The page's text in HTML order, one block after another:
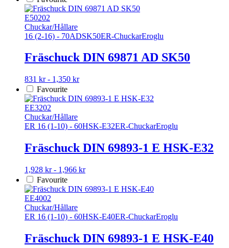
produktsidan
produkten
varianter.
olika
alternativen
väljas
produktsidan
E50202
Chuckar/Hållare
16 (2-16) - 70ADSK50ER-ChuckarEroglu
Fräschuck DIN 69871 AD SK50
831 kr - 1,350 krDen
produkten
varianter.
olika
alternativen
väljas
produktsidan
Favourite
EE3202
Chuckar/Hållare
ER 16 (1-10) - 60HSK-E32ER-ChuckarEroglu
Fräschuck DIN 69893-1 E HSK-E32
1,928 kr - 1,966 krDen
produkten
varianter.
olika
alternativen
Favourite
EE4002
Chuckar/Hållare
ER 16 (1-10) - 60HSK-E40ER-ChuckarEroglu
Fräschuck DIN 69893-1 E HSK-E40